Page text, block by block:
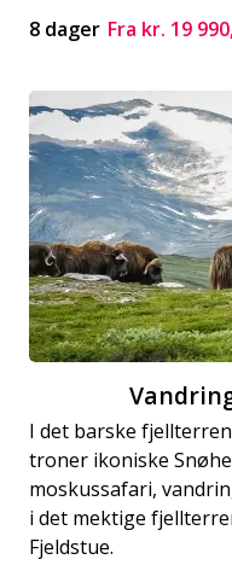
8 dager Fra kr. 19
I det barske
troner ikoniske
moskussafari,
i det mektige
Fjeldstue.